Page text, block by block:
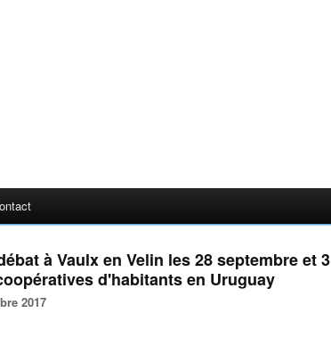
à Vaulx en Velin les 28 septembre et 3
d'habitants en Uruguay
2017